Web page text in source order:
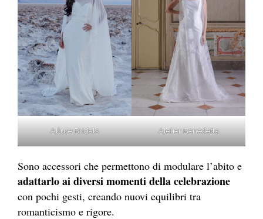
Allure Bridals Atelier Benedetta
Sono accessori che permettono di modulare l’abito e
adattarlo ai diversi momenti della celebrazione
con pochi gesti, creando nuovi equilibri tra
romanticismo e rigore.